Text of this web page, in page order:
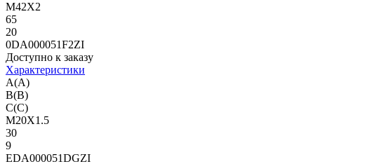
M42X2
65
20
0DA000051F2ZI
Доступно к заказу
Характеристики
A(A)
B(B)
C(C)
M20X1.5
30
9
EDA000051DGZI